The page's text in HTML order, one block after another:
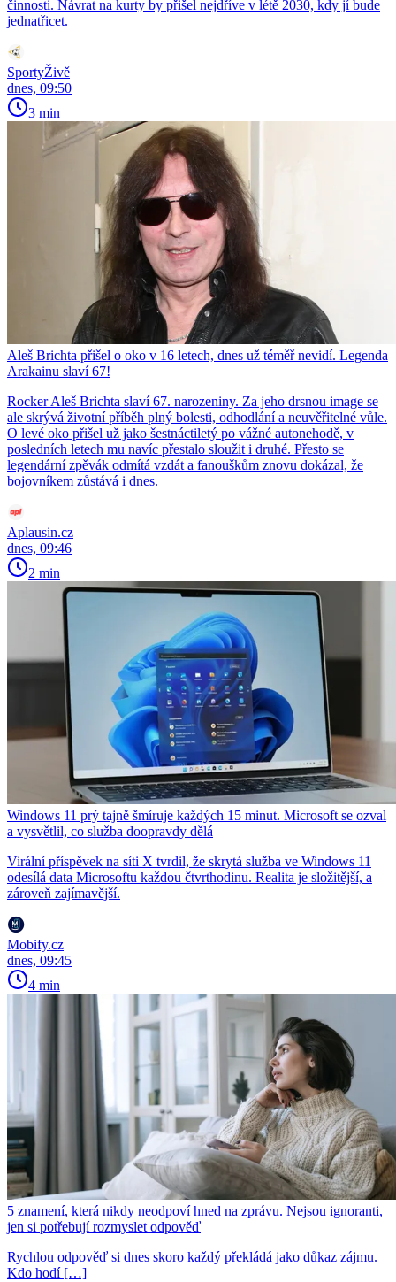
činnosti. Návrat na kurty by přišel nejdříve v létě 2030, kdy jí bude
jednatřicet.
SportyŽivě
dnes, 09:50
3 min
Aleš Brichta přišel o oko v 16 letech, dnes už téměř nevidí. Legenda
Arakainu slaví 67!
Rocker Aleš Brichta slaví 67. narozeniny. Za jeho drsnou image se
ale skrývá životní příběh plný bolesti, odhodlání a neuvěřitelné vůle.
O levé oko přišel už jako šestnáctiletý po vážné autonehodě, v
posledních letech mu navíc přestalo sloužit i druhé. Přesto se
legendární zpěvák odmítá vzdát a fanouškům znovu dokázal, že
bojovníkem zůstává i dnes.
Aplausin.cz
dnes, 09:46
2 min
Windows 11 prý tajně šmíruje každých 15 minut. Microsoft se ozval
a vysvětlil, co služba doopravdy dělá
Virální příspěvek na síti X tvrdil, že skrytá služba ve Windows 11
odesílá data Microsoftu každou čtvrthodinu. Realita je složitější, a
zároveň zajímavější.
Mobify.cz
dnes, 09:45
4 min
5 znamení, která nikdy neodpoví hned na zprávu. Nejsou ignoranti,
jen si potřebují rozmyslet odpověď
Rychlou odpověď si dnes skoro každý překládá jako důkaz zájmu.
Kdo hodí […]